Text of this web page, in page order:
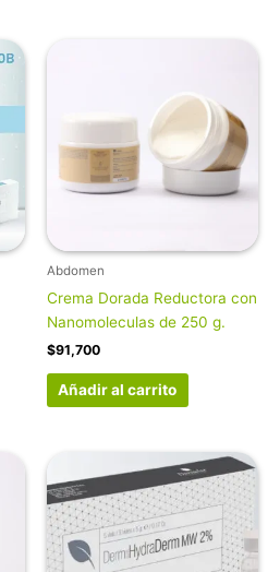
Abdomen
Crema Dorada Reductora con
Nanomoleculas de 250 g.
$91,700
Añadir al carrito